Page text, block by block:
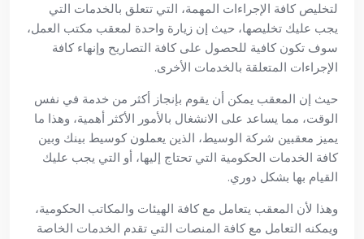
لتخليص كافة الإجراءات المهمة، التي تتعلق بالخدمات التي
يجب عليك تخليصها، حيث إن زيارة واحدة لمعقب مكتب العمل،
سوف تكون كافية للحصول على كافة التصاريح وإنهاء كافة
الإجراءات المتعلقة بالخدمات الأخرى.
حيث إن المعقب يمكن أن يقوم بإنجاز أكثر من خدمة في نفس
الوقت، مما يساعد على الانشغال بالأمور الأكثر أهمية، وهذا ما
يميز معقبين شركة الوسيط، الذين يعملون كوسيط بينك وبين
كافة الخدمات الحكومية التي تحتاج إليها، أو التي يجب عليك
القيام بها بشكل دوري.
وهذا لأن المعقب يتعامل مع كافة الهيئات والمكاتب الحكومية،
ويمكنه التعامل مع كافة المنصات التي تقدم الخدمات الخاصة